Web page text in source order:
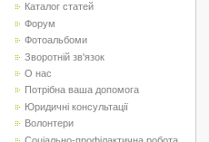
Каталог статей
Форум
Фотоальбоми
Зворотній зв'язок
О нас
Потрібна ваша допомога
Юридичні консультації
Волонтери
Соціально-профілактична робота